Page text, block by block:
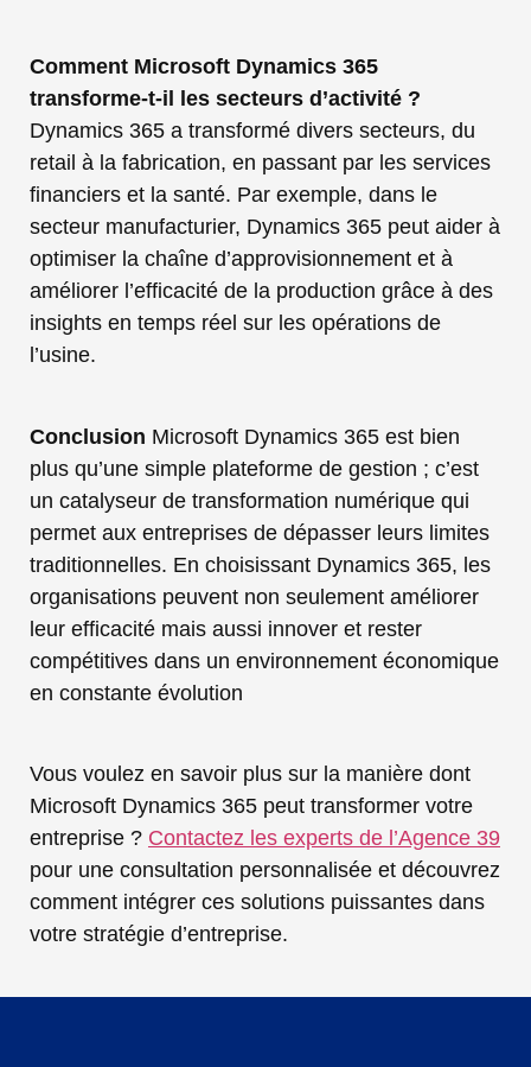
Comment Microsoft Dynamics 365
transforme-t-il les secteurs d’activité ?
Dynamics 365 a transformé divers secteurs, du
retail à la fabrication, en passant par les services
financiers et la santé. Par exemple, dans le
secteur manufacturier, Dynamics 365 peut aider à
optimiser la chaîne d’approvisionnement et à
améliorer l’efficacité de la production grâce à des
insights en temps réel sur les opérations de
l’usine.
Conclusion Microsoft Dynamics 365 est bien
plus qu’une simple plateforme de gestion ; c’est
un catalyseur de transformation numérique qui
permet aux entreprises de dépasser leurs limites
traditionnelles. En choisissant Dynamics 365, les
organisations peuvent non seulement améliorer
leur efficacité mais aussi innover et rester
compétitives dans un environnement économique
en constante évolution
Vous voulez en savoir plus sur la manière dont
Microsoft Dynamics 365 peut transformer votre
entreprise ? Contactez les experts de l’Agence 39
pour une consultation personnalisée et découvrez
comment intégrer ces solutions puissantes dans
votre stratégie d’entreprise.